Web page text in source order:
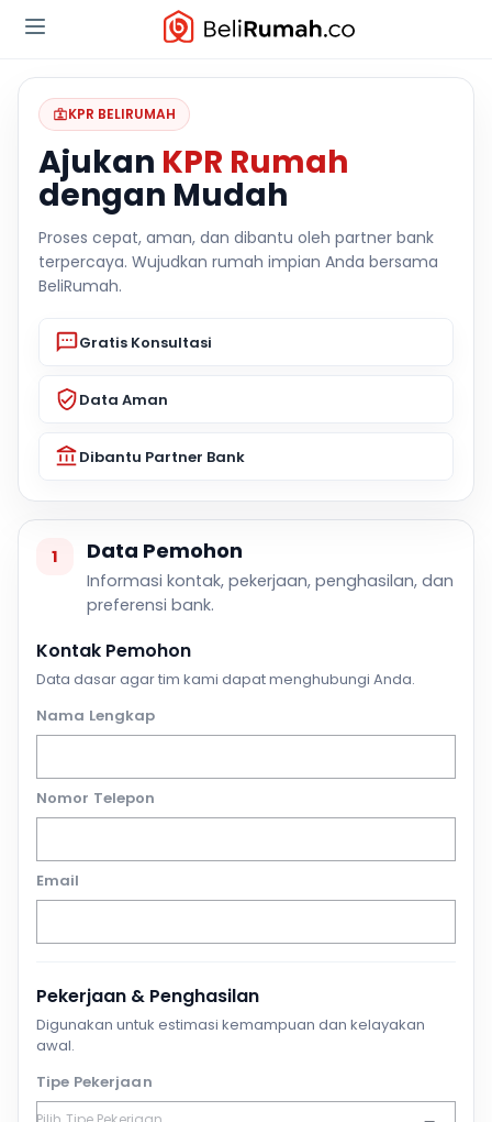
KPR BELIRUMAH
Ajukan KPR Rumah
dengan Mudah
Proses cepat, aman, dan dibantu oleh partner bank
terpercaya. Wujudkan rumah impian Anda bersama
BeliRumah.
Gratis Konsultasi
Data Aman
Dibantu Partner Bank
1 Data Pemohon
Informasi kontak, pekerjaan, penghasilan, dan
preferensi bank.
Kontak Pemohon
Data dasar agar tim kami dapat menghubungi Anda.
Nama Lengkap
Nomor Telepon
Email
Pekerjaan & Penghasilan
Digunakan untuk estimasi kemampuan dan kelayakan
awal.
Tipe Pekerjaan